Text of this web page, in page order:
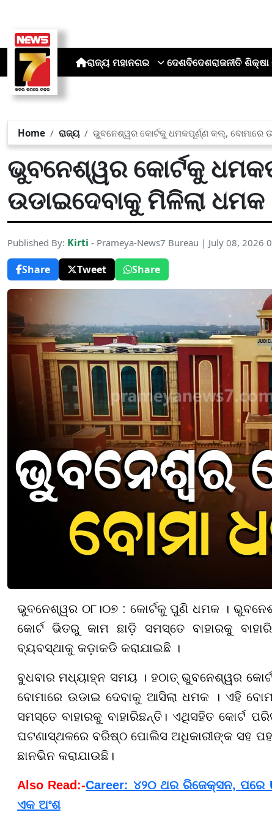
ରାଜ୍ୟ ମହାନଗର ଦେଶବିଦେଶରାଜନୀତି
Home ରାଜ୍ୟ ଭୁବନେଶ୍ୱର କୋର୍ଟକୁ ଧମକପୂର୍ଣ୍ଣ କଲ୍‌, ବୋମାରେ
ଭୁବନେଶ୍ୱର କୋର୍ଟକୁ
ଉଡାଇଦେବାକୁ ମିଳିଲା ଧମକ
Published By: Kirti - Prameya-News7 Bureau | July 08, 2026
Share
Tweet Share
ଭୁବନେଶ୍ୱର ୦୮।୦୭ : କୋର୍ଟକୁ ପୁଣି ଧମକ ।
କୋର୍ଟ ଭିତରୁ କାମ ଛାଡ଼ି ସମସ୍ତେ ବାହାରକୁ
ବ୍ୟବସ୍ଥାକୁ କଡ଼ାକଡି କରାଯାଇଛି ।
ବୁଧବାର ମଧ୍ୟାହ୍ନ ସମୟ । ହଠାତ୍ ଭୁବନେଶ୍ୱର
ବୋମାରେ ଉଡାଇ ଦେବାକୁ ଆସିଲା ଧମକ । ଏହି
ସମସ୍ତେ ବାହାରକୁ ବାହାରିଛନ୍ତି। ଏଥିସହିତ କୋର୍ଟ
ଘଟଣାସ୍ଥଳରେ ବରିଷ୍ଠ ପୋଲିସ ଅଧିକାରୀଙ୍କ ସହ
ଛାନଭିନ କରାଯାଉଛି।
Also Read:-Career: ୪୨୦ ଥର ରିଜେକ୍ସନ, ପରେ
ଏକ ଅଂଶ